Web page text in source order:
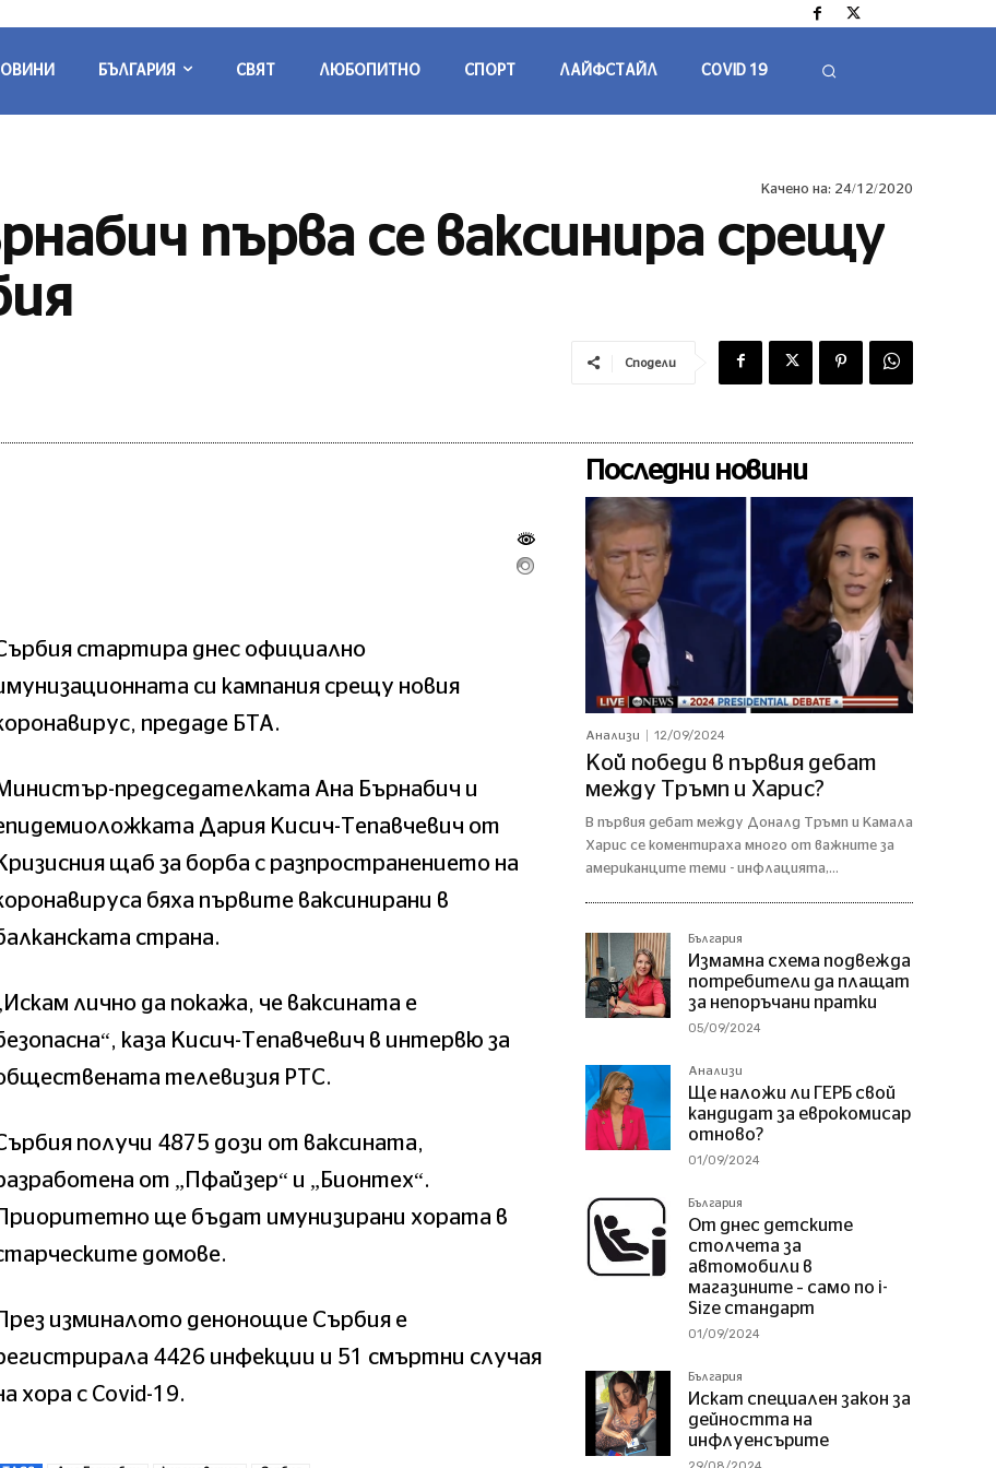
БЪЛГАРИЯ СВЯТ ЛЮБОПИТНО СПОРТ ЛАЙФСТАЙЛ COVID 19
Качено на: 24/12/2020
първа се ваксинира срещу
Сподели
стартира днес официално
си кампания срещу новия
предаде БТА.
председателката Ана Бърнабич и
Дария Кисич-Тепавчевич от
щаб за борба с разпространението на
бяха първите ваксинирани в
страна.
лично да покажа, че ваксината е
каза Кисич-Тепавчевич в интервю за
телевизия РТС.
получи 4875 дози от ваксината,
от „Пфайзер“ и „Бионтех“.
ще бъдат имунизирани хората в
домове.
изминалото денонощие Сърбия е
4426 инфекции и 51 смъртни случая
хора с Covid-19.
Последни новини
Анализи 12/09/2024
Кой победи в първия дебат
между Тръмп и Харис?
В първия дебат между Доналд Тръмп и Камала
Харис се коментираха много от важните за
американците теми - инфлацията,...
България
Измамна схема подвежда
потребители да плащат
за непоръчани пратки
05/09/2024
Анализи
Ще наложи ли ГЕРБ свой
кандидат за еврокомисар
отново?
01/09/2024
България
От днес детските
столчета за
автомобили в
магазините – само по i-
Size стандарт
01/09/2024
България
Искат специален закон за
дейността на
инфлуенсърите